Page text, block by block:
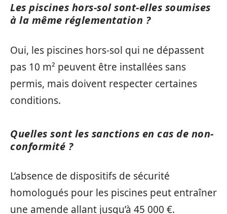
Les piscines hors-sol sont-elles soumises
à la même réglementation ?
Oui, les piscines hors-sol qui ne dépassent
pas 10 m² peuvent être installées sans
permis, mais doivent respecter certaines
conditions.
Quelles sont les sanctions en cas de non-
conformité ?
L’absence de dispositifs de sécurité
homologués pour les piscines peut entraîner
une amende allant jusqu’à 45 000 €.